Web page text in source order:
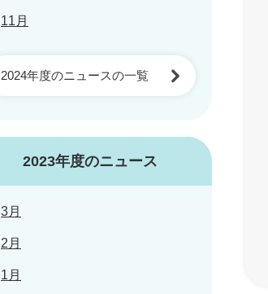
11月
2024年度のニュースの一覧
2023年度のニュース
3月
2月
1月